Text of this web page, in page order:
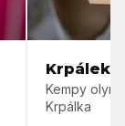
Krpálek
Kempy
Krpálka